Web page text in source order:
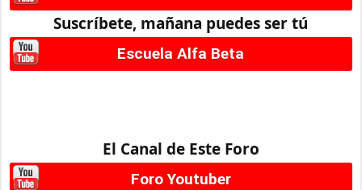
Suscríbete, mañana puedes ser tú
Escuela Alfa Beta
El Canal de Este Foro
Foro Youtuber